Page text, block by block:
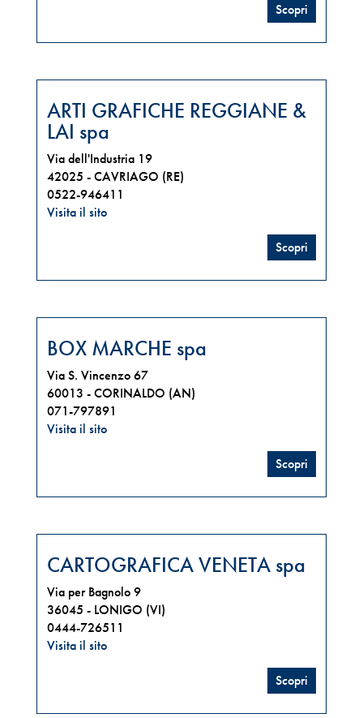
Scopri
ARTI GRAFICHE REGGIANE &
LAI spa
Via dell'Industria 19
42025 -CAVRIAGO (RE)
0522-946411
Visita il sito
Scopri
BOX MARCHE spa
Via S. Vincenzo 67
60013 -CORINALDO (AN)
071-797891
Visita il sito
Scopri
CARTOGRAFICA VENETA spa
Via per Bagnolo 9
36045 - LONIGO (VI)
0444-726511
Visita il sito
Scopri